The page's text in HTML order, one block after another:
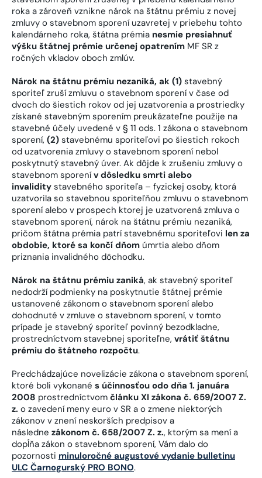
roka a zároveň vznikne nárok na štátnu prémiu z novej
zmluvy o stavebnom sporení uzavretej v priebehu tohto
kalendárneho roka, štátna prémia nesmie presiahnuť
výšku štátnej prémie určenej opatrením MF SR z
ročných vkladov oboch zmlúv.
Nárok na štátnu prémiu nezaniká, ak (1) stavebný
sporiteľ zruší zmluvu o stavebnom sporení v čase od
dvoch do šiestich rokov od jej uzatvorenia a prostriedky
získané stavebným sporením preukázateľne použije na
stavebné účely uvedené v § 11 ods. 1 zákona o stavebnom
sporení, (2) stavebnému sporiteľovi po šiestich rokoch
od uzatvorenia zmluvy o stavebnom sporení nebol
poskytnutý stavebný úver. Ak dôjde k zrušeniu zmluvy o
stavebnom sporenív dôsledku smrti alebo
invalidity stavebného sporiteľa – fyzickej osoby, ktorá
uzatvorila so stavebnou sporiteľňou zmluvu o stavebnom
sporení alebo v prospech ktorej je uzatvorená zmluva o
stavebnom sporení, nárok na štátnu prémiu nezaniká,
pričom štátna prémia patrí stavebnému sporiteľovi len za
obdobie, ktoré sa končí dňom úmrtia alebo dňom
priznania invalidného dôchodku.
Nárok na štátnu prémiu zaniká, ak stavebný sporiteľ
nedodrží podmienky na poskytnutie štátnej prémie
ustanovené zákonom o stavebnom sporení alebo
dohodnuté v zmluve o stavebnom sporení, v tomto
prípade je stavebný sporiteľ povinný bezodkladne,
prostredníctvom stavebnej sporiteľne, vrátiť štátnu
prémiu do štátneho rozpočtu.
Predchádzajúce novelizácie zákona o stavebnom sporení,
ktoré boli vykonané s účinnosťou odo dňa 1. januára
2008 prostredníctvom článku XI zákona č. 659/2007 Z.
z. o zavedení meny euro v SR a o zmene niektorých
zákonov v znení neskorších predpisov a
následne zákonom č. 658/2007 Z. z., ktorým sa mení a
dopĺňa zákon o stavebnom sporení, Vám dalo do
pozornosti minuloročné augustové vydanie bulletinu
ULC Čarnogurský PRO BONO.